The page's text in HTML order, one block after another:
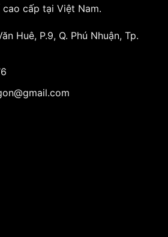
cao cấp tại Việt Nam.
Huê, P.9, Q. Phú Nhuận, Tp.